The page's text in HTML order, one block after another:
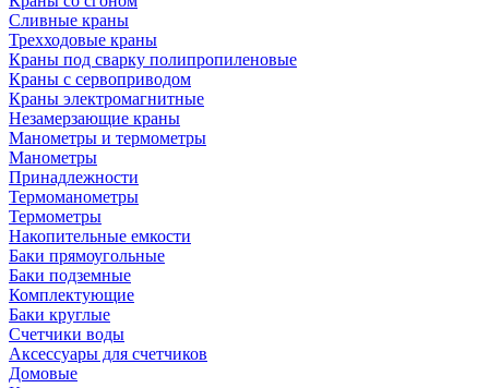
Сливные краны
Трехходовые краны
Краны под сварку полипропиленовые
Краны с сервоприводом
Краны электромагнитные
Незамерзающие краны
Манометры и термометры
Манометры
Принадлежности
Термоманометры
Термометры
Накопительные емкости
Баки прямоугольные
Баки подземные
Комплектующие
Баки круглые
Счетчики воды
Аксессуары для счетчиков
Домовые